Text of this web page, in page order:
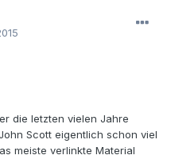
die letzten vielen Jahre
Scott eigentlich schon viel
meiste verlinkte Material